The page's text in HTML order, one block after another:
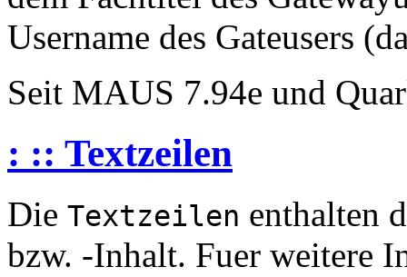
Username des Gateusers
Seit MAUS 7.94e und
: :: Textzeilen
Die Textzeilen enthalten
bzw. -Inhalt. Fuer weitere